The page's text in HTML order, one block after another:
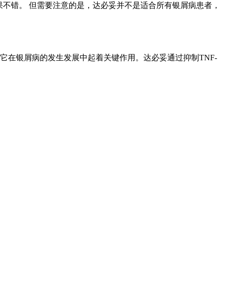
错。 但需要注意的是，达必妥并不是适合所有银屑病患者，
在银屑病的发生发展中起着关键作用。达必妥通过抑制TNF-